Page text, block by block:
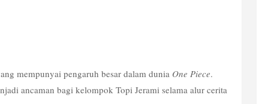
mempunyai pengaruh besar dalam dunia One Piece.
ancaman bagi kelompok Topi Jerami selama alur cerita